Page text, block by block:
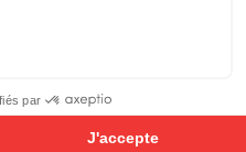
Estimation gratuite